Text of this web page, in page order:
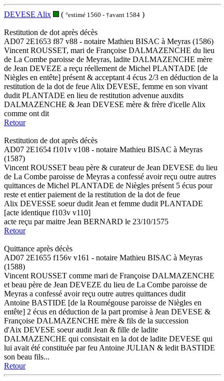
DEVESE Alix ( °estimé 1560 - †avant 1584 )
Restitution de dot après décès
AD07 2E1653 f87 v88 - notaire Mathieu BISAC à Meyras (1586)
Vincent ROUSSET, mari de Françoise DALMAZENCHE du lieu
de La Combe paroisse de Meyras, ladite DALMAZENCHE mère
de Jean DEVEZE a reçu réellement de Michel PLANTADE [de
Niègles en entête] présent & acceptant 4 écus 2/3 en déduction de la
restitution de la dot de feue Alix DEVESE, femme en son vivant
dudit PLANTADE en lieu de restitution advenue auxdits
DALMAZENCHE & Jean DEVESE mère & frère d'icelle Alix
comme ont dit
Retour
Restitution de dot après décès
AD07 2E1654 f101v v108 - notaire Mathieu BISAC à Meyras
(1587)
Vincent ROUSSET beau père & curateur de Jean DEVESE du lieu
de La Combe paroisse de Meyras a confessé avoir reçu outre autres
quittances de Michel PLANTADE de Niègles présent 5 écus pour
reste et entier paiement de la restitution de la dot de feue
Alix DEVESSE soeur dudit Jean et femme dudit PLANTADE
[acte identique f103v v110]
acte reçu par maitre Jean BERNARD le 23/10/1575
Retour
Quittance après décès
AD07 2E1655 f156v v161 - notaire Mathieu BISAC à Meyras
(1588)
Vincent ROUSSET comme mari de Françoise DALMAZENCHE
et beau père de Jean DEVEZE du lieu de La Combe paroisse de
Meyras a confessé avoir reçu outre autres quittances dudit
Antoine BASTIDE [de la Roumégouse paroisse de Niègles en
entête] 2 écus en déduction de la part promise à Jean DEVESE &
Françoise DALMAZENCHE mère & fils de la succession
d'Aix DEVESE soeur audit Jean & fille de ladite
DALMAZENCHE qui consistait en la dot de ladite DEVESE qui
lui avait été constituée par feu Antoine JULIAN & ledit BASTIDE
son beau fils...
Retour